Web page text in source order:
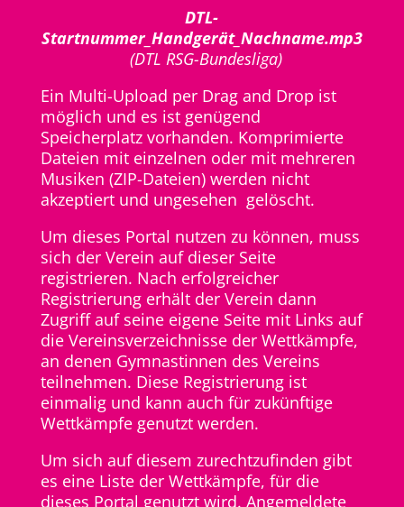
DTL-
Startnummer_Handgerät_Nachname.mp3
(DTL RSG-Bundesliga)
Ein Multi-Upload per Drag and Drop ist
möglich und es ist genügend
Speicherplatz vorhanden. Komprimierte
Dateien mit einzelnen oder mit mehreren
Musiken (ZIP-Dateien) werden nicht
akzeptiert und ungesehen gelöscht.
Um dieses Portal nutzen zu können, muss
sich der Verein auf dieser Seite
registrieren. Nach erfolgreicher
Registrierung erhält der Verein dann
Zugriff auf seine eigene Seite mit Links auf
die Vereinsverzeichnisse der Wettkämpfe,
an denen Gymnastinnen des Vereins
teilnehmen. Diese Registrierung ist
einmalig und kann auch für zukünftige
Wettkämpfe genutzt werden.
Um sich auf diesem zurechtzufinden gibt
es eine Liste der Wettkämpfe, für die
dieses Portal genutzt wird. Angemeldete